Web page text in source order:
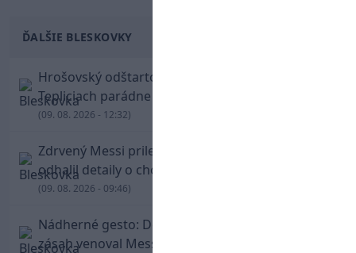
ĎALŠIE BLESKOVKY
Hrošovský odštartoval šialenú prestrelku! V
Tepliciach parádne skóroval už v prvej minúte
(09. 08. 2026 - 12:32)
Zdrvený Messi priletel do Argentíny, denník
odhalil detaily o chorobe jeho otca
(09. 08. 2026 - 09:46)
Nádherné gesto: De Paul po góle odhalil dres,
zásah venoval Messimu po strate otca